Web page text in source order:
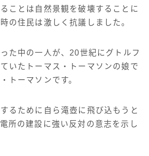
ことは自然景観を破壊することに
の住民は激しく抗議しました。
た中の一人が、20世紀にグトルフ
いたトーマス・トーマソンの娘で
トーマソンです。
るために自ら滝壺に飛び込もうと
所の建設に強い反対の意志を示し